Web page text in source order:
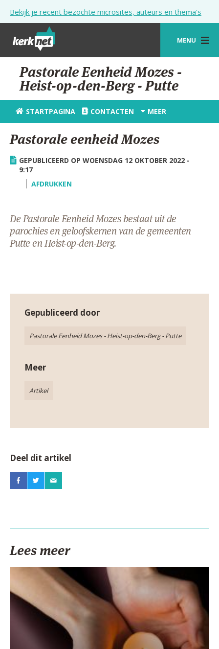
Bekijk je recent bezochte microsites, auteurs en thema's
MENU
STARTPAGINA
KERK
VIERINGEN
HULP
STARTPAGINA PORTAAL
AANMELDEN OF REGISTREREN
Pastorale Eenheid Mozes -
Heist-op-den-Berg - Putte
STARTPAGINA CONTACTEN MEER
Pastorale eenheid Mozes
GEPUBLICEERD OP WOENSDAG 12 OKTOBER 2022 -
9:17
AFDRUKKEN
De Pastorale Eenheid Mozes bestaat uit de
parochies en geloofskernen van de gemeenten
Putte en Heist-op-den-Berg.
Gepubliceerd door
Pastorale Eenheid Mozes - Heist-op-den-Berg - Putte
Meer
Artikel
Deel dit artikel
Lees meer